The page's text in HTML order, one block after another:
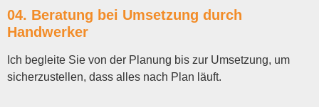
04. Beratung bei Umsetzung durch
Handwerker
Ich begleite Sie von der Planung bis zur Umsetzung, um
sicherzustellen, dass alles nach Plan läuft.